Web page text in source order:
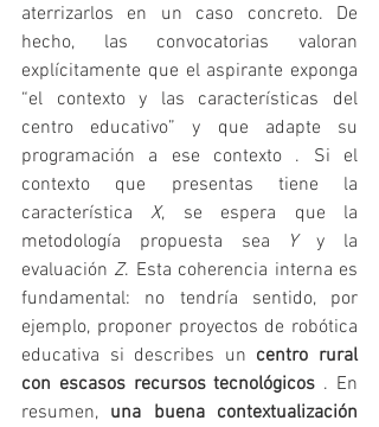
aterrizarlos en un caso concreto. De
hecho, las convocatorias valoran
explícitamente que el aspirante exponga
“el contexto y las características del
centro educativo” y que adapte su
programación a ese contexto . Si el
contexto que presentas tiene la
característica X, se espera que la
metodología propuesta sea
Y y la
evaluación Z. Esta coherencia interna es
fundamental: no tendría sentido, por
ejemplo, proponer proyectos de robótica
educativa si describes un centro rural
con escasos recursos tecnológicos . En
resumen, una buena contextualización